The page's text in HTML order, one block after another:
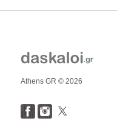
Athens GR © 2026